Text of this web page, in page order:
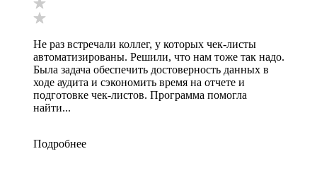
Не раз встречали коллег, у которых чек-листы
автоматизированы. Решили, что нам тоже так надо.
Была задача обеспечить достоверность данных в
ходе аудита и сэкономить время на отчете и
подготовке чек-листов. Программа помогла
найти...
Подробнее